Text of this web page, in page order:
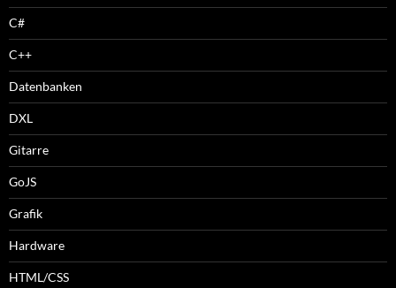
C#
C++
Datenbanken
DXL
Gitarre
GoJS
Grafik
Hardware
HTML/CSS